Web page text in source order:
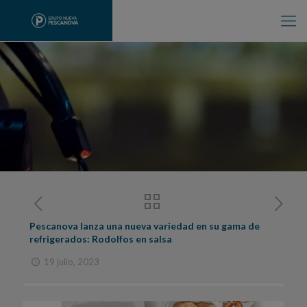
Pescanova lanza una nueva variedad en su gama de
refrigerados: Rodolfos en salsa
19 julio, 2023